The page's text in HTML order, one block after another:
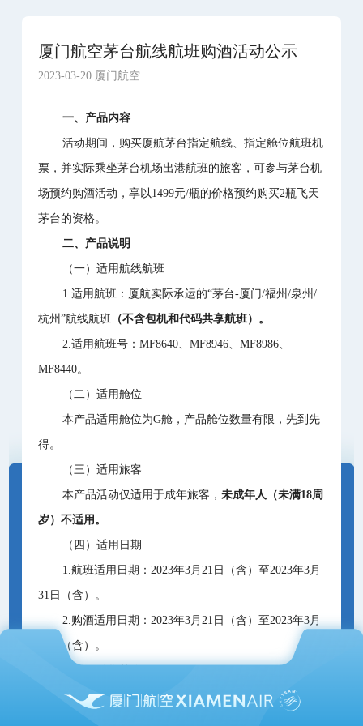
厦门航空茅台航线航班购酒活动公示
2023-03-20 厦门航空
一、产品内容
活动期间，购买厦航茅台指定航线、指定舱位航班机
票，并实际乘坐茅台机场出港航班的旅客，可参与茅台机
场预约购酒活动，享以1499元/瓶的价格预约购买2瓶飞天
茅台的资格。
二、产品说明
（一）适用航线航班
1.适用航班：厦航实际承运的“茅台-厦门/福州/泉州/
杭州”航线航班（不含包机和代码共享航班）。
2.适用航班号：MF8640、MF8946、MF8986、
MF8440。
（二）适用舱位
本产品适用舱位为G舱，产品舱位数量有限，先到先
得。
（三）适用旅客
本产品活动仅适用于成年旅客， 未成年人（未满18周
岁）不适用。
（四）适用日期
1.航班适用日期：2023年3月21日（含）至2023年3月
31日（含）。
2.购酒适用日期：2023年3月21日（含）至2023年3月
31日（含）。
本产品所涉及的机票销售渠道为厦航各线下直销机
构、95557及授权代理人。